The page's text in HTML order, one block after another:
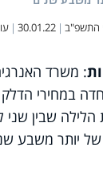
התשפ"ב |
30.01.22
|
: משרד
במחירי
שבין שני
של יותר משבע